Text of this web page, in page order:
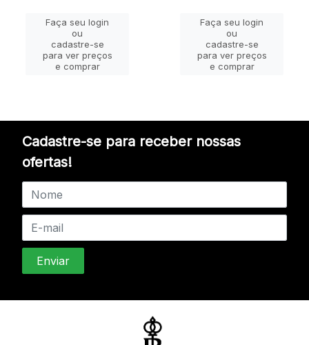
Faça seu login
ou
cadastre-se
para ver preços
e comprar
Faça seu login
ou
cadastre-se
para ver preços
e comprar
Cadastre-se para receber nossas
ofertas!